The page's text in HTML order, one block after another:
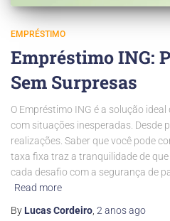
EMPRÉSTIMO
Empréstimo ING:
Sem Surpresas
O Empréstimo ING é a solução
com situações inesperadas. Desde
realizações. Saber que você pode
taxa fixa traz a tranquilidade de
cada desafio com a segurança de
Read more
By Lucas Cordeiro, 2 anosago